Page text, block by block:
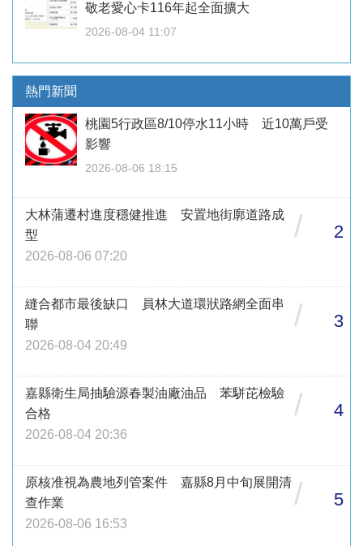
敬老愛心卡116年起全面擴大
2026-08-04 11:07
熱門新聞
桃園5行政區8/10停水11小時 近10萬戶受
影響
2026-08-06 18:15
大林蒲遷村進度穩健推進 安置地街廓道路成
型
2026-08-06 07:20
/ 2
縫合都市最後缺口 員林大道環狀路網全面串
聯
2026-08-04 20:49
/ 3
嘉縣衛生局抽驗源春製油廠油品 苯駢芘檢驗
合格
2026-08-04 20:36
/ 4
原核准視為農地列管案件 嘉縣8月中旬展開清
查作業
2026-08-06 16:53
/ 5